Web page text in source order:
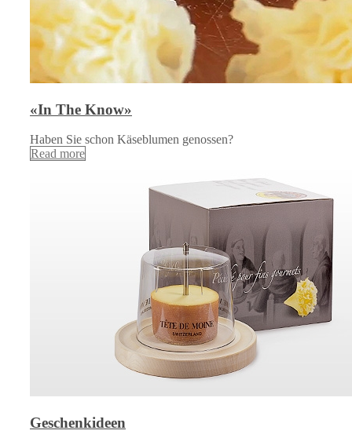
«In The Know»
Haben Sie schon Käseblumen genossen?
Read more
Geschenkideen